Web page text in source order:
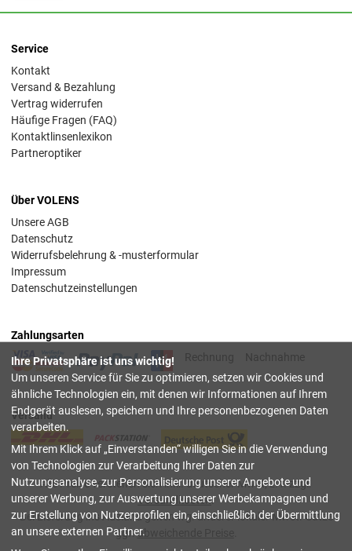
Service
Kontakt
Versand & Bezahlung
Vertrag widerrufen
Häufige Fragen (FAQ)
Kontaktlinsenlexikon
Partneroptiker
Über VOLENS
Unsere AGB
Datenschutz
Widerrufsbelehrung & -musterformular
Impressum
Datenschutzeinstellungen
Zahlungsarten
Rechnung
Nachnahme
Versand
Alle Preise verstehen sich inkl. deutscher Mwst, z.T. zzgl.
Versandkosten.
Bei Lieferung ins Ausland gelten wg. anderer lokaler Mwst.-Sätze
ggf.abweichende Preise
Ihre Privatsphäre ist uns wichtig!
Um unseren Service für Sie zu optimieren, setzen wir Cookies und
ähnliche Technologien ein, mit denen wir Informationen auf Ihrem
Endgerät auslesen, speichern und Ihre personenbezogenen Daten
verarbeiten.
Mit Ihrem Klick auf Einverstanden willigen Sie in die Verwendung
von Technologien zur Verarbeitung Ihrer Daten zur
Nutzungsanalyse, zur Personalisierung unserer Angebote und
unserer Werbung, zur Auswertung unserer Werbekampagnen und
zur Erstellung von Nutzerprofilen ein, einschließlich der Übermittlung
an unsere externen Partner.